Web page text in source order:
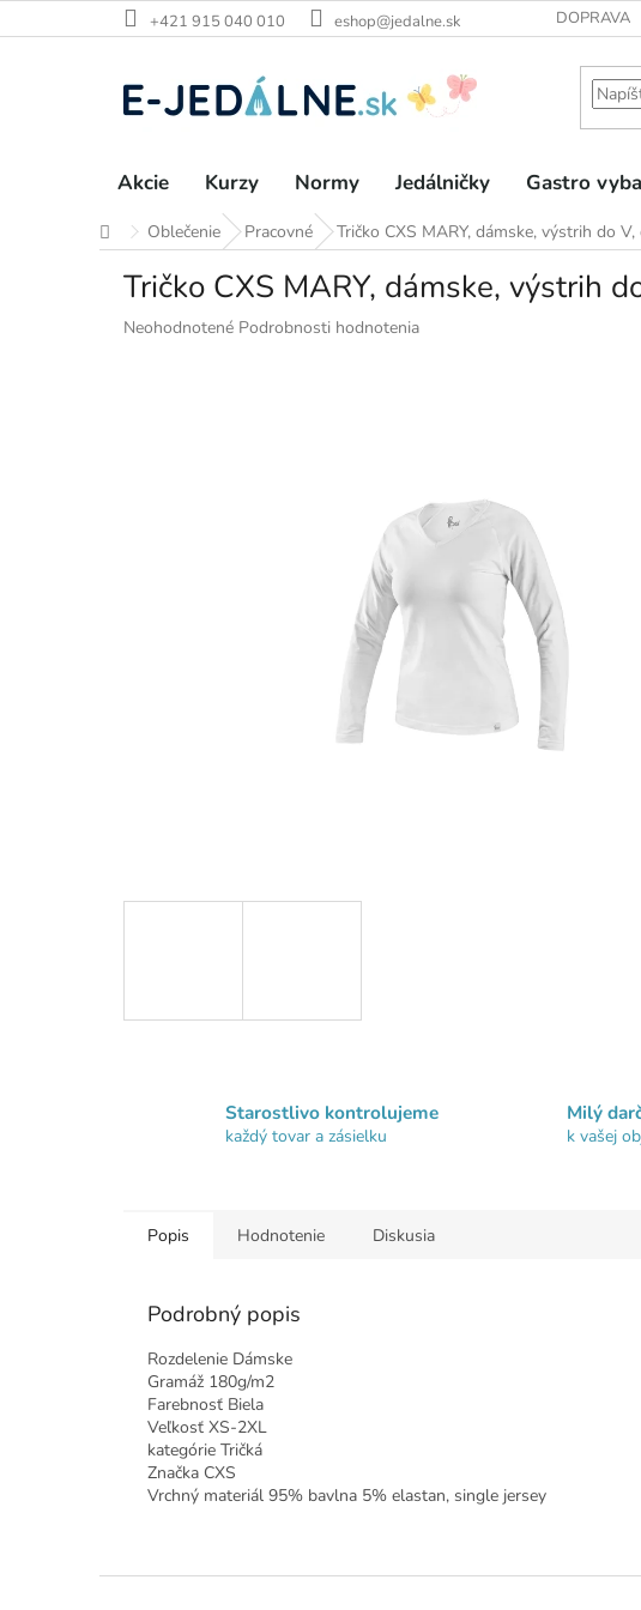
na
+421 915 040 010 eshop@jedalne.sk DOPRAVA
Akcie Kurzy Normy Jedálničky Gastro
DomovOblečenie Pracovné Tričko CXS MARY, dámske, výstrih do
Tričko CXS MARY, dámske, výstrih
Priemerné
Neohodnotené Podrobnosti hodnotenia
Starostlivo kontrolujeme
každý tovar a zásielku
Milý
k vašej
Popis Hodnotenie Diskusia
Podrobný popis
Rozdelenie Dámske
Gramáž 180g/m2
Farebnosť Biela
Veľkosť XS-2XL
kategórie Tričká
Značka CXS
Vrchný materiál 95% bavlna 5% elastan, single jersey